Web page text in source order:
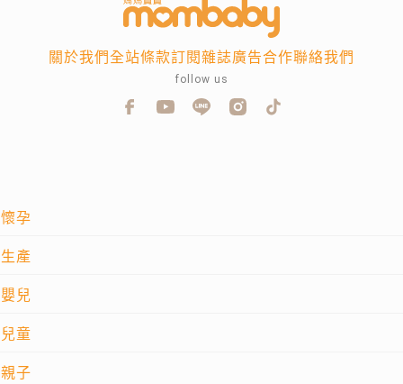
懷孕
生產
嬰兒
兒童
親子
關於我們全站條款訂閱雜誌廣告合作聯絡我們
follow us